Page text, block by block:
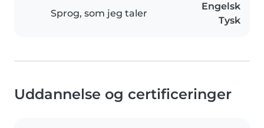
Sprog, som jeg taler
Engelsk
Tysk
Uddannelse og certificeringer